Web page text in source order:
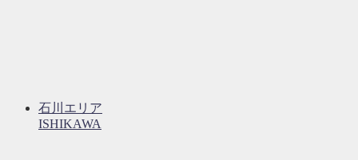
石川エリア
ISHIKAWA